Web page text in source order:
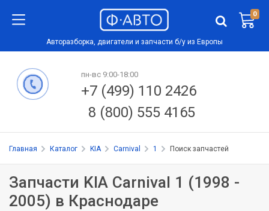
0
Авторазборка, двигатели и запчасти б/у из Европы
пн-вс 9:00-18:00
+7 (499) 110 2426
8 (800) 555 4165
Главная Каталог KIA Carnival 1 Поиск запчастей
Запчасти KIA Carnival 1 (1998 -
2005) в Краснодаре